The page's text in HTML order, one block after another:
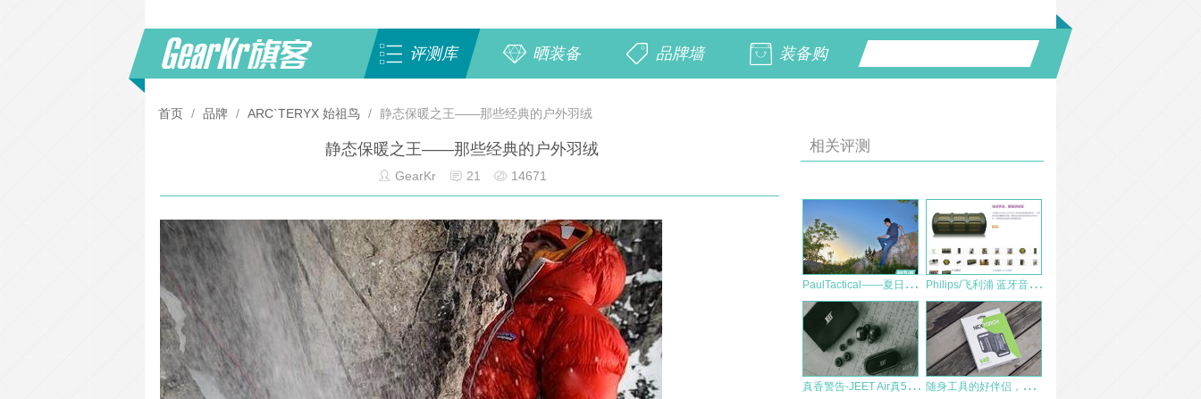
评测库 晒装备 品牌墙 装备购
首页 / 品牌 / ARC`TERYX 始祖鸟 / 静态保暖之王——那些经典的户外羽绒
静态保暖之王——那些经典的户外羽绒
GearKr 21 14671
相关评测
P
aulTactical——夏日通勤POLO衫简评 P
hilips/飞利浦 蓝牙音箱 SB7200内置麦克风 测评报告
真
香警告-JEET Air真5.0蓝牙耳机简评 随
身工具的好伴侣，纳丽德V40 EDC装备收纳套赏评